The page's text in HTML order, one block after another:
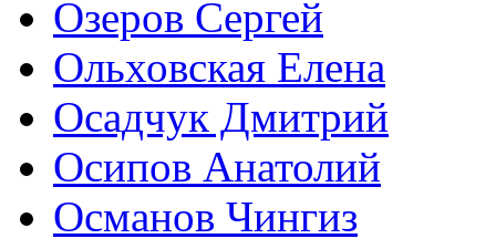
Озеров Сергей
Ольховская Елена
Осадчук Дмитрий
Осипов Анатолий
Османов Чингиз